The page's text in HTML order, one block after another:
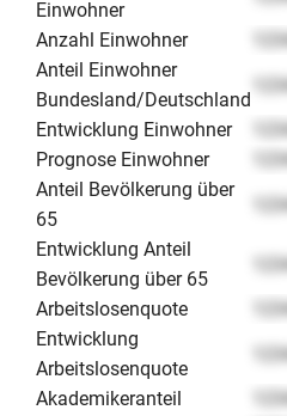
Einwohner
Anzahl Einwohner
Anteil Einwohner
Bundesland/Deutschland
Entwicklung Einwohner
Prognose Einwohner
Anteil Bevölkerung über
65
Entwicklung Anteil
Bevölkerung über 65
Arbeitslosenquote
Entwicklung
Arbeitslosenquote
Akademikeranteil